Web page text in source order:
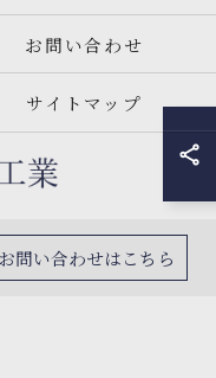
お問い合わせはこちら
お問い合わせ
サイトマップ
会社細野工業 ALL RIGHTS